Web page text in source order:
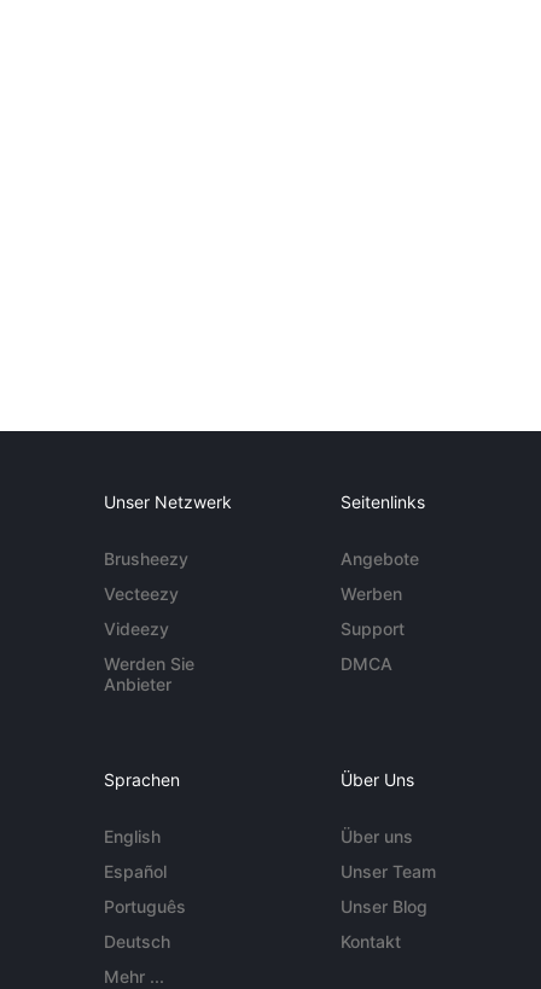
Unser Netzwerk
Brusheezy
Vecteezy
Videezy
Werden Sie
Anbieter
Seitenlinks
Angebote
Werben
Support
DMCA
Sprachen
English
Español
Português
Deutsch
Mehr ...
Über Uns
Über uns
Unser Team
Unser Blog
Kontakt